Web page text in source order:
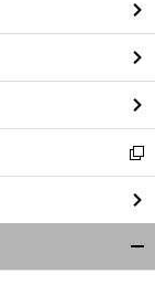
ィ
ン
ド
ウ
で
開
く
新
し
い
ウ
ィ
ン